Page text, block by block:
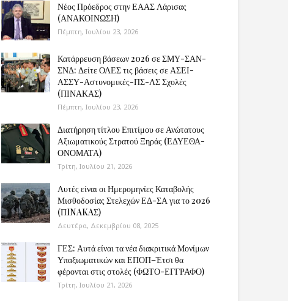
Νέος Πρόεδρος στην ΕΑΑΣ Λάρισας
(ΑΝΑΚΟΙΝΩΣΗ)
Πέμπτη, Ιουλίου 23, 2026
Κατάρρευση βάσεων 2026 σε ΣΜΥ-ΣΑΝ-
ΣΝΔ: Δείτε ΟΛΕΣ τις βάσεις σε ΑΣΕΙ-
ΑΣΣΥ-Αστυνομικές-ΠΣ-ΛΣ Σχολές
(ΠΙΝΑΚΑΣ)
Πέμπτη, Ιουλίου 23, 2026
Διατήρηση τίτλου Επιτίμου σε Ανώτατους
Αξιωματικούς Στρατού Ξηράς (ΕΔΥΕΘΑ-
ΟΝΟΜΑΤΑ)
Τρίτη, Ιουλίου 21, 2026
Αυτές είναι οι Ημερομηνίες Καταβολής
Μισθοδοσίας Στελεχών ΕΔ-ΣΑ για το 2026
(ΠINAKAΣ)
Δευτέρα, Δεκεμβρίου 08, 2025
ΓΕΣ: Αυτά είναι τα νέα διακριτικά Μονίμων
Υπαξιωματικών και ΕΠΟΠ–Έτσι θα
φέρονται στις στολές (ΦΩΤΟ-ΕΓΓΡΑΦΟ)
Τρίτη, Ιουλίου 21, 2026